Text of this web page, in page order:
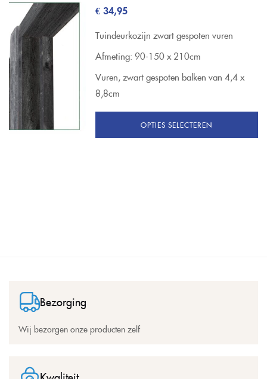
€34,95
Tuindeurkozijn zwart gespoten vuren
Afmeting: 90-150 x 210cm
Vuren, zwart gespoten balken van 4,4 x
8,8cm
OPTIES SELECTEREN
Bezorging
Wij bezorgen onze producten zelf